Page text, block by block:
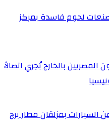
كجم ) مصنعات لحوم فاسدة بمركز
المصريين بالخارج يُجري اتصالاً
السيارات بمزلقان مطار برج